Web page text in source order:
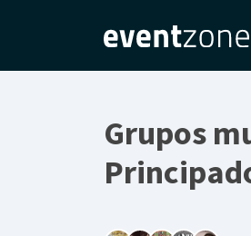
Grupos